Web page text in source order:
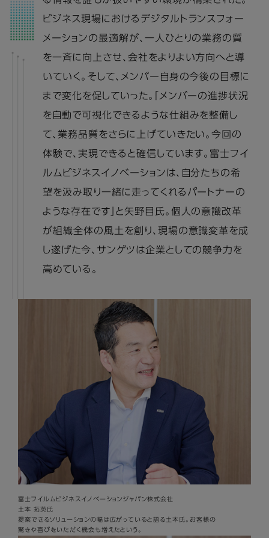
ビジネス現場におけるデジタルトランスフォー
メーションの最適解が、一人ひとりの業務の質
を一斉に向上させ、会社をよりよい方向へと導
いていく。そして、メンバー自身の今後の目標に
まで変化を促していった。「メンバーの進捗状況
を自動で可視化できるような仕組みを整備し
て、業務品質をさらに上げていきたい。今回の
体験で、実現できると確信しています。富士フイ
ルムビジネスイノベーションは、自分たちの希
望を汲み取り一緒に走ってくれるパートナーの
ような存在です」と矢野目氏。個人の意識改革
が組織全体の風土を創り、現場の意識変革を成
し遂げた今、サンゲツは企業としての競争力を
高めている。
富士フイルムビジネスイノベーションジャパン株式会社
土本 拓英氏
提案できるソリューションの幅は広がっていると語る土本氏。お客様の
驚きや喜びをいただく機会も増えたという。